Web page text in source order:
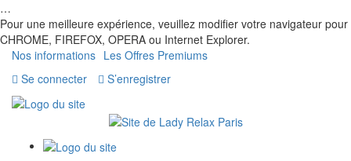
…
Pour une meilleure expérience, veuillez modifier votre navigateur pour
CHROME, FIREFOX, OPERA ou Internet Explorer.
Nos informations Les Offres Premiums
Se connecter
S’enregistrer